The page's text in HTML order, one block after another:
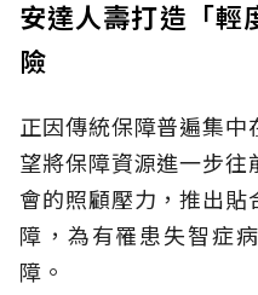
安達人壽打造「輕
險
正因傳統保障普遍集
望將保障資源進一步
會的照顧壓力，推出
障，為有罹患失智症
障。